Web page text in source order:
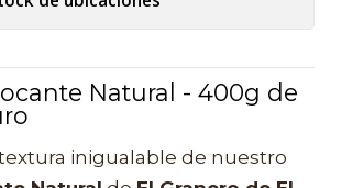
Natural - 400g de
inigualable de nuestro